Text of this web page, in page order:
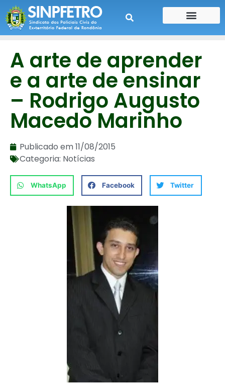
A arte de aprender
e a arte de ensinar
– Rodrigo Augusto
Macedo Marinho
Publicado em11/08/2015
Categoria: Notícias
WhatsApp Facebook Twitter